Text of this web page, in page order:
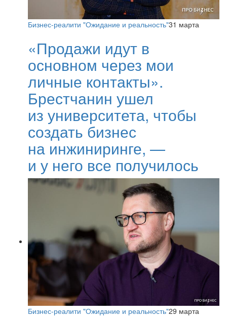
Бизнес-реалити "Ожидание и реальность"31 марта
«Продажи идут в
основном через мои
личные контакты».
Брестчанин ушел
из университета, чтобы
создать бизнес
на инжиниринге, —
и у него все получилось
Бизнес-реалити "Ожидание и реальность"29 марта